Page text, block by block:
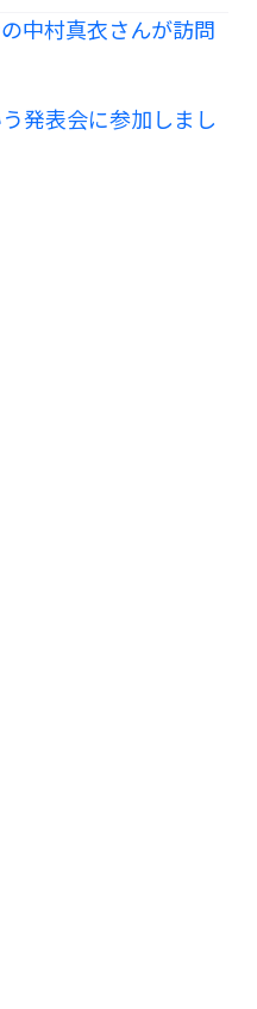
中村真衣さんが訪問
発表会に参加しまし